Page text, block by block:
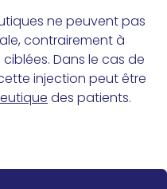
ne peuvent pas
contrairement à
Dans le cas de
injection peut être
des patients.